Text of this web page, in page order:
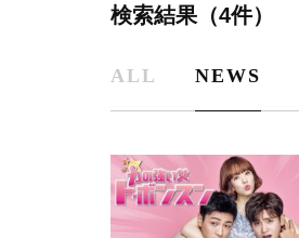
検索結果（4件）
ALL NEWS